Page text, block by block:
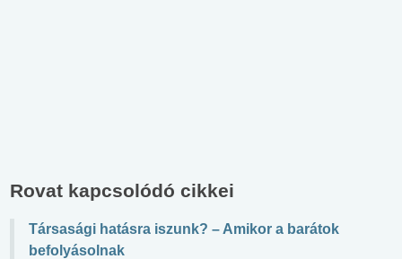
Rovat kapcsolódó cikkei
Társasági hatásra iszunk? – Amikor a barátok
befolyásolnak